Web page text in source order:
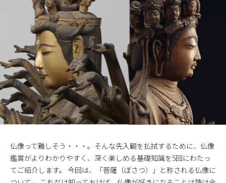
仏像って難しそう・・・。そんな先入観を払拭するために、仏像
鑑賞がよりわかりやすく、深く楽しめる基礎知識を5回にわたっ
てご紹介します。 今回は、「菩薩（ぼさつ）」と称される仏像に